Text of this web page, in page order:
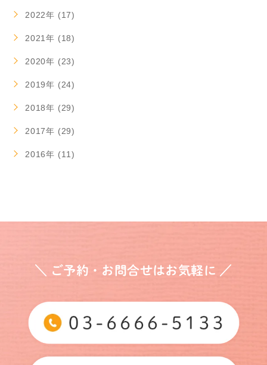
2022年 (17)
2021年 (18)
2020年 (23)
2019年 (24)
2018年 (29)
2017年 (29)
2016年 (11)
＼ ご予約・お問合せはお気軽に ／